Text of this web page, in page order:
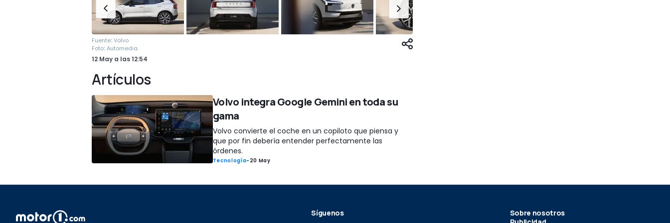
Fuente:Volvo
Foto:Automedia
12 May a las12:54
Artículos
Volvo integra Google Gemini en toda su
gama
Volvo convierte el coche en un copiloto que piensa y
que por fin debería entender perfectamente las
órdenes.
Tecnología- 20 May
Síguenos
Sobre nosotros